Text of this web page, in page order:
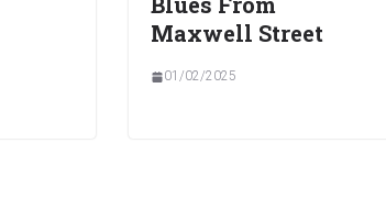
Maxwell Street
01/02/2025